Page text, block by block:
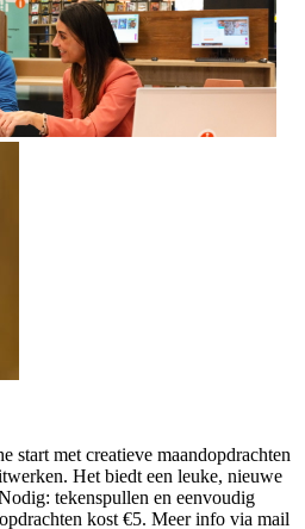
start met creatieve maandopdrachten
Het biedt een leuke, nieuwe
tekenspullen en eenvoudig
kost €5. Meer info via mail